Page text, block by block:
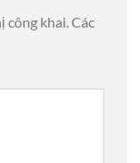
công khai.Các